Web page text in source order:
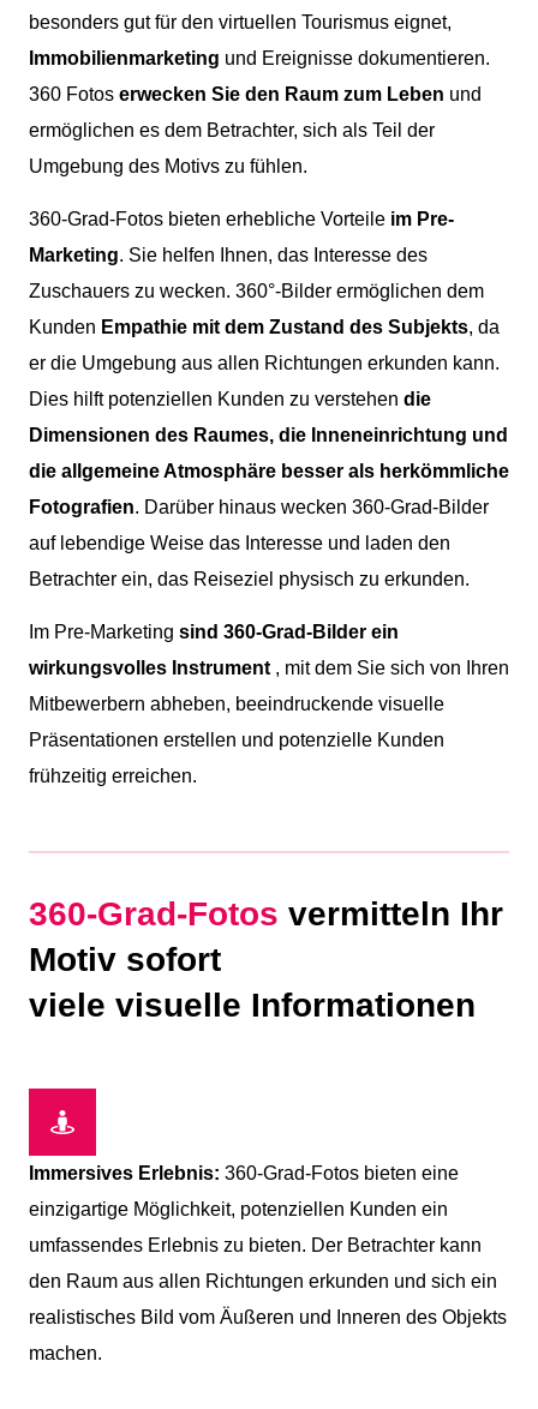
besonders gut für den virtuellen Tourismus eignet,
Immobilienmarketing und Ereignisse dokumentieren.
360 Fotos erwecken Sie den Raum zum Leben und
ermöglichen es dem Betrachter, sich als Teil der
Umgebung des Motivs zu fühlen.
360-Grad-Fotos bieten erhebliche Vorteile im Pre-
Marketing. Sie helfen Ihnen, das Interesse des
Zuschauers zu wecken. 360°-Bilder ermöglichen dem
Kunden Empathie mit dem Zustand des Subjekts, da
er die Umgebung aus allen Richtungen erkunden kann.
Dies hilft potenziellen Kunden zu verstehen die
Dimensionen des Raumes, die Inneneinrichtung und
die allgemeine Atmosphäre besser als herkömmliche
Fotografien. Darüber hinaus wecken 360-Grad-Bilder
auf lebendige Weise das Interesse und laden den
Betrachter ein, das Reiseziel physisch zu erkunden.
Im Pre-Marketing sind 360-Grad-Bilder ein
wirkungsvolles Instrument , mit dem Sie sich von Ihren
Mitbewerbern abheben, beeindruckende visuelle
Präsentationen erstellen und potenzielle Kunden
frühzeitig erreichen.
360-Grad-Fotos vermitteln Ihr
Motiv sofort
viele visuelle Informationen
Immersives Erlebnis: 360-Grad-Fotos bieten eine
einzigartige Möglichkeit, potenziellen Kunden ein
umfassendes Erlebnis zu bieten. Der Betrachter kann
den Raum aus allen Richtungen erkunden und sich ein
realistisches Bild vom Äußeren und Inneren des Objekts
machen.